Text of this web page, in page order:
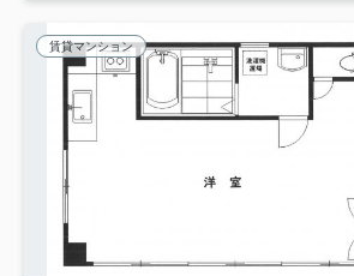
賃貸マンション